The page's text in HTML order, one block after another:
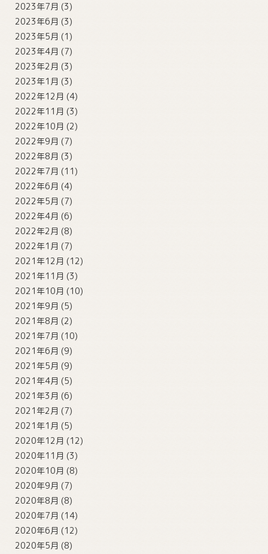
2023年7月 (3)
2023年6月 (3)
2023年5月 (1)
2023年4月 (7)
2023年2月 (3)
2023年1月 (3)
2022年12月 (4)
2022年11月 (3)
2022年10月 (2)
2022年9月 (7)
2022年8月 (3)
2022年7月 (11)
2022年6月 (4)
2022年5月 (7)
2022年4月 (6)
2022年2月 (8)
2022年1月 (7)
2021年12月 (12)
2021年11月 (3)
2021年10月 (10)
2021年9月 (5)
2021年8月 (2)
2021年7月 (10)
2021年6月 (9)
2021年5月 (9)
2021年4月 (5)
2021年3月 (6)
2021年2月 (7)
2021年1月 (5)
2020年12月 (12)
2020年11月 (3)
2020年10月 (8)
2020年9月 (7)
2020年8月 (8)
2020年7月 (14)
2020年6月 (12)
2020年5月 (8)